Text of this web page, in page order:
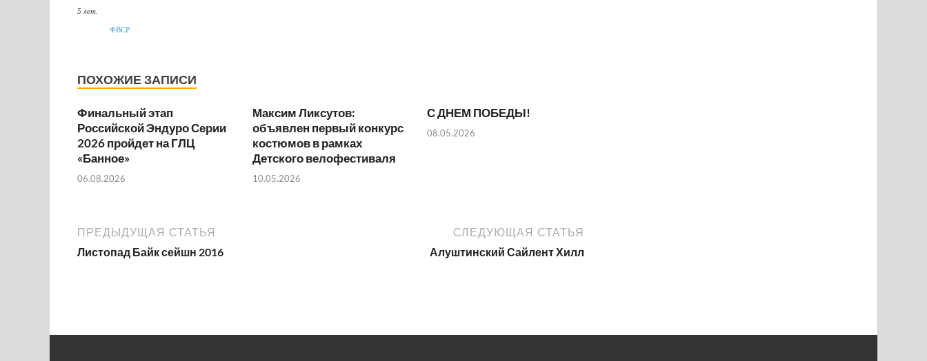
5 лет.
ФВСР
ПОХОЖИЕ ЗАПИСИ
Финальный этап
Российской Эндуро Серии
2026 пройдет на ГЛЦ
«Банное»
06.08.2026
Максим Ликсутов:
объявлен первый конкурс
костюмов в рамках
Детского велофестиваля
10.05.2026
С ДНЕМ ПОБЕДЫ!
08.05.2026
ПРЕДЫДУЩАЯ СТАТЬЯ
Листопад Байк сейшн 2016
СЛЕДУЮЩАЯ СТАТЬЯ
Алуштинский Сайлент Хилл